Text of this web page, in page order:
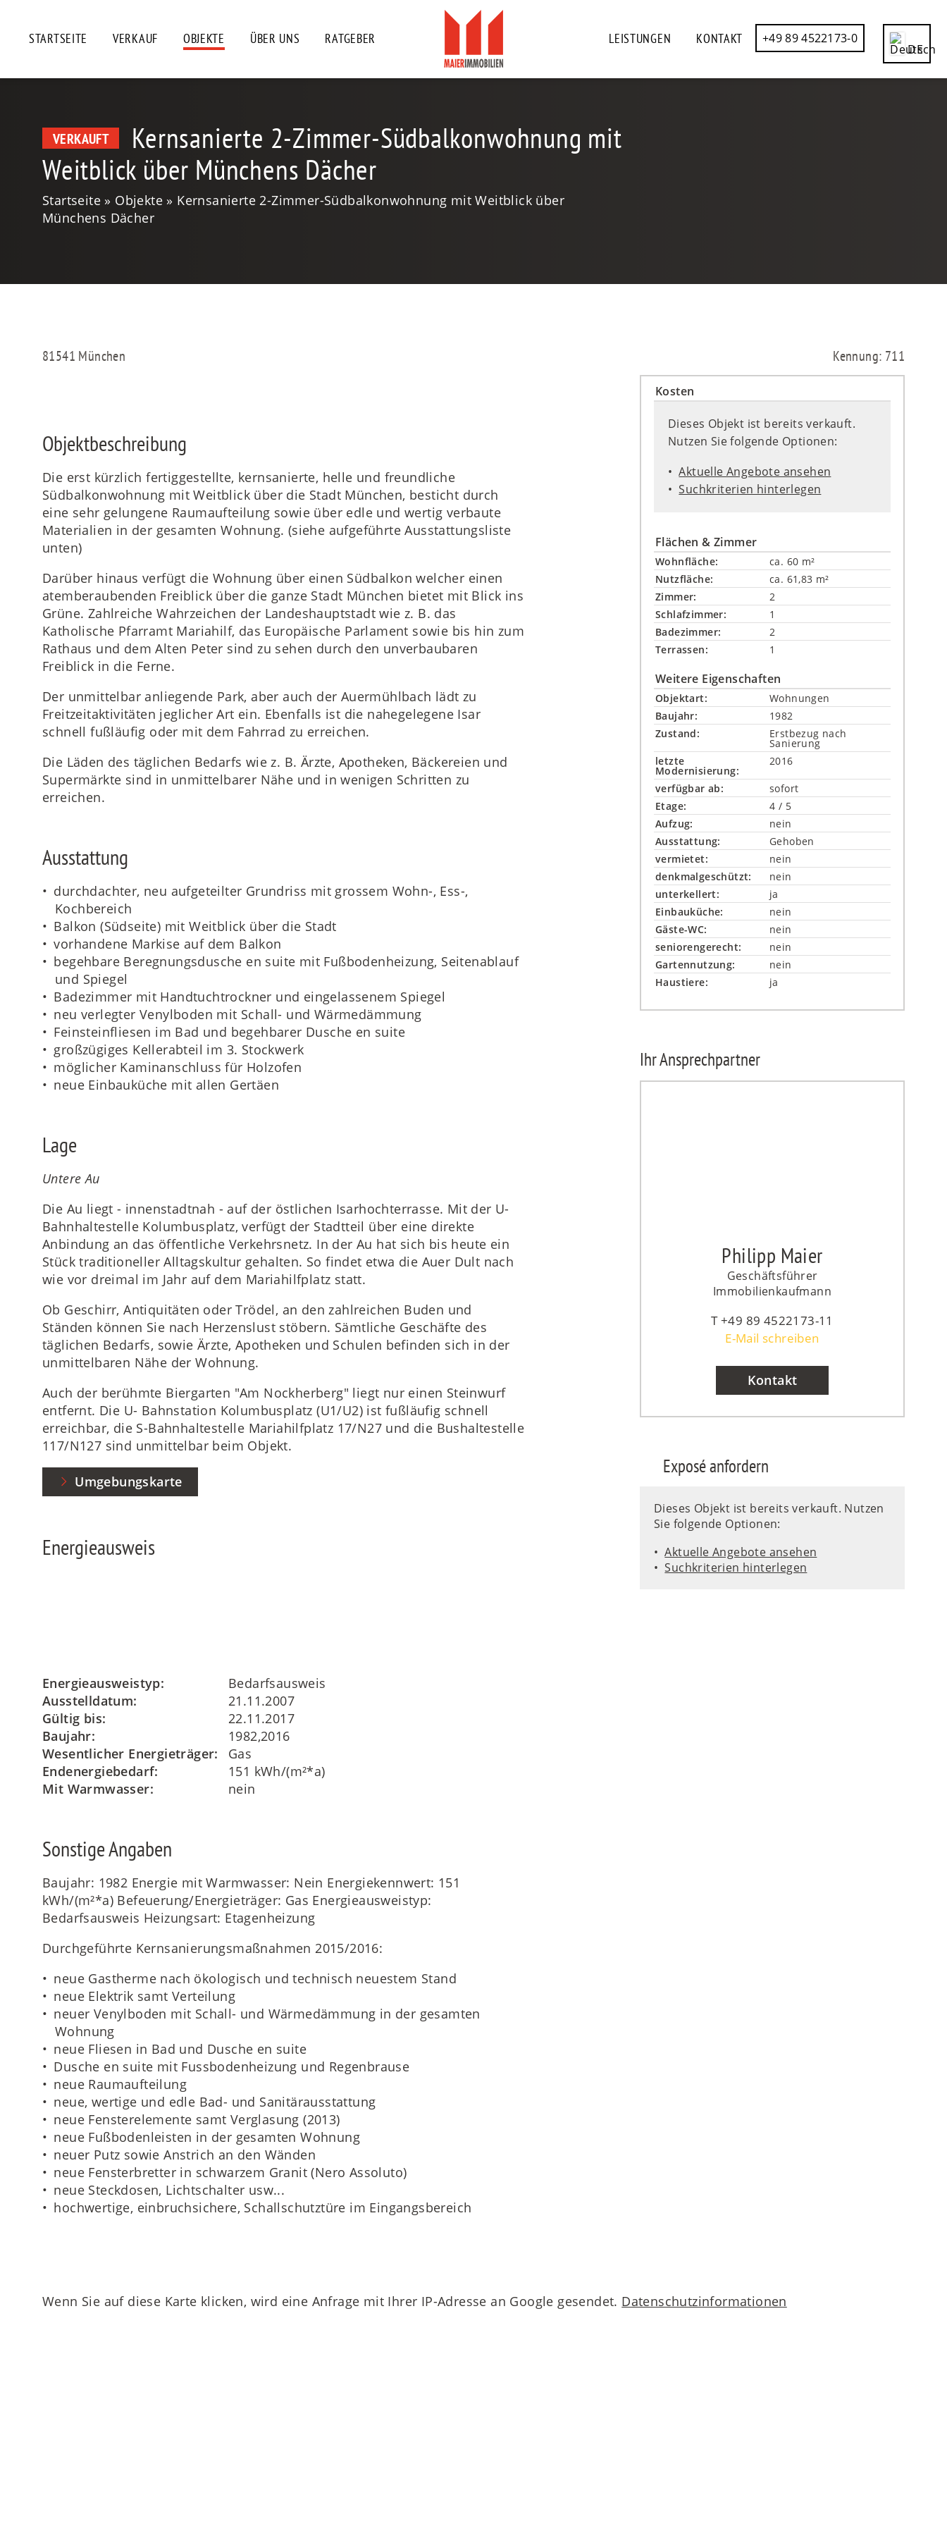
DE
STARTSEITE VERKAUF OBJEKTE ÜBER UNS RATGEBER LEISTUNGEN KONTAKT +49 89 4522173-0
VERKAUFT
Kernsanierte 2-Zimmer-Südbalkonwohnung mit
Weitblick über Münchens Dächer
Startseite Objekte
Kernsanierte 2-Zimmer-Südbalkonwohnung mit Weitblick über
Münchens Dächer
81541 München Kennung: 711
Objektbeschreibung
Die erst kürzlich fertiggestellte, kernsanierte, helle und freundliche
Südbalkonwohnung mit Weitblick über die Stadt München, besticht durch
eine sehr gelungene Raumaufteilung sowie über edle und wertig verbaute
Materialien in der gesamten Wohnung. (siehe aufgeführte Ausstattungsliste
unten)
Darüber hinaus verfügt die Wohnung über einen Südbalkon welcher einen
atemberaubenden Freiblick über die ganze Stadt München bietet mit Blick ins
Grüne. Zahlreiche Wahrzeichen der Landeshauptstadt wie z. B. das
Katholische Pfarramt Mariahilf, das Europäische Parlament sowie bis hin zum
Rathaus und dem Alten Peter sind zu sehen durch den unverbaubaren
Freiblick in die Ferne.
Der unmittelbar anliegende Park, aber auch der Auermühlbach lädt zu
Freitzeitaktivitäten jeglicher Art ein. Ebenfalls ist die nahegelegene Isar
schnell fußläufig oder mit dem Fahrrad zu erreichen.
Die Läden des täglichen Bedarfs wie z. B. Ärzte, Apotheken, Bäckereien und
Supermärkte sind in unmittelbarer Nähe und in wenigen Schritten zu
erreichen.
Ausstattung
durchdachter, neu aufgeteilter Grundriss mit grossem Wohn-, Ess-,
Kochbereich
Balkon (Südseite) mit Weitblick über die Stadt
vorhandene Markise auf dem Balkon
begehbare Beregnungsdusche en suite mit Fußbodenheizung, Seitenablauf
und Spiegel
Badezimmer mit Handtuchtrockner und eingelassenem Spiegel
neu verlegter Venylboden mit Schall- und Wärmedämmung
Feinsteinfliesen im Bad und begehbarer Dusche en suite
großzügiges Kellerabteil im 3. Stockwerk
möglicher Kaminanschluss für Holzofen
neue Einbauküche mit allen Gertäen
Lage
Untere Au
Die Au liegt - innenstadtnah - auf der östlichen Isarhochterrasse. Mit der U-
Bahnhaltestelle Kolumbusplatz, verfügt der Stadtteil über eine direkte
Anbindung an das öffentliche Verkehrsnetz. In der Au hat sich bis heute ein
Stück traditioneller Alltagskultur gehalten. So findet etwa die Auer Dult nach
wie vor dreimal im Jahr auf dem Mariahilfplatz statt.
Ob Geschirr, Antiquitäten oder Trödel, an den zahlreichen Buden und
Ständen können Sie nach Herzenslust stöbern. Sämtliche Geschäfte des
täglichen Bedarfs, sowie Ärzte, Apotheken und Schulen befinden sich in der
unmittelbaren Nähe der Wohnung.
Auch der berühmte Biergarten "Am Nockherberg" liegt nur einen Steinwurf
entfernt. Die U- Bahnstation Kolumbusplatz (U1/U2) ist fußläufig schnell
erreichbar, die S-Bahnhaltestelle Mariahilfplatz 17/N27 und die Bushaltestelle
117/N127 sind unmittelbar beim Objekt.
Umgebungskarte
Energieausweis
Energieausweistyp:
Bedarfsausweis
Ausstelldatum:
21.11.2007
Gültig bis:
22.11.2017
Baujahr:
1982,2016
Wesentlicher Energieträger:
Gas
Endenergiebedarf:
151 kWh/(m²*a)
Mit Warmwasser:
nein
Sonstige Angaben
Baujahr: 1982 Energie mit Warmwasser: Nein Energiekennwert: 151
kWh/(m²*a) Befeuerung/Energieträger: Gas Energieausweistyp:
Bedarfsausweis Heizungsart: Etagenheizung
Durchgeführte Kernsanierungsmaßnahmen 2015/2016:
neue Gastherme nach ökologisch und technisch neuestem Stand
neue Elektrik samt Verteilung
neuer Venylboden mit Schall- und Wärmedämmung in der gesamten
Wohnung
neue Fliesen in Bad und Dusche en suite
Dusche en suite mit Fussbodenheizung und Regenbrause
neue Raumaufteilung
neue, wertige und edle Bad- und Sanitärausstattung
neue Fensterelemente samt Verglasung (2013)
neue Fußbodenleisten in der gesamten Wohnung
neuer Putz sowie Anstrich an den Wänden
neue Fensterbretter in schwarzem Granit (Nero Assoluto)
neue Steckdosen, Lichtschalter usw...
hochwertige, einbruchsichere, Schallschutztüre im Eingangsbereich
Kosten
Dieses Objekt ist bereits verkauft.
Nutzen Sie folgende Optionen:
Aktuelle Angebote ansehen
Suchkriterien hinterlegen
Flächen & Zimmer
Wohnfläche:
ca. 60 m²
Nutzfläche:
ca. 61,83 m²
Zimmer:
2
Schlafzimmer:
1
Badezimmer:
2
Terrassen:
1
Weitere Eigenschaften
Objektart:
Wohnungen
Baujahr:
1982
Zustand:
Erstbezug nach
Sanierung
letzte
Modernisierung:
2016
verfügbar ab:
sofort
Etage:
4 / 5
Aufzug:
nein
Ausstattung:
Gehoben
vermietet:
nein
denkmalgeschützt:
nein
unterkellert:
ja
Einbauküche:
nein
Gäste-WC:
nein
seniorengerecht:
nein
Gartennutzung:
nein
Haustiere:
ja
Ihr Ansprechpartner
Philipp Maier
Geschäftsführer
Immobilienkaufmann
+49 89 4522173-11
E-Mail schreiben
Kontakt
Exposé anfordern
Dieses Objekt ist bereits verkauft. Nutzen
Sie folgende Optionen:
Aktuelle Angebote ansehen
Suchkriterien hinterlegen
Wenn Sie auf diese Karte klicken, wird eine Anfrage mit Ihrer IP-Adresse an Google gesendet. Datenschutzinformationen